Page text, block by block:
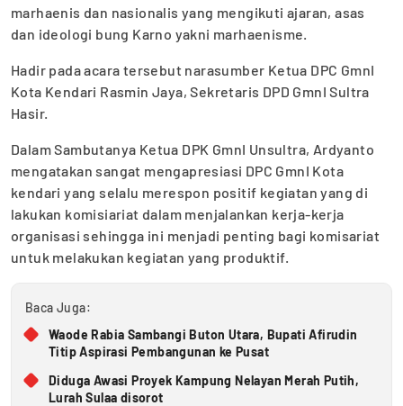
marhaenis dan nasionalis yang mengikuti ajaran, asas
dan ideologi bung Karno yakni marhaenisme.
Hadir pada acara tersebut narasumber Ketua DPC GmnI
Kota Kendari Rasmin Jaya, Sekretaris DPD GmnI Sultra
Hasir.
Dalam Sambutanya Ketua DPK GmnI Unsultra, Ardyanto
mengatakan sangat mengapresiasi DPC GmnI Kota
kendari yang selalu merespon positif kegiatan yang di
lakukan komisiariat dalam menjalankan kerja-kerja
organisasi sehingga ini menjadi penting bagi komisariat
untuk melakukan kegiatan yang produktif.
Baca Juga:
Waode Rabia Sambangi Buton Utara, Bupati Afirudin
Titip Aspirasi Pembangunan ke Pusat
Diduga Awasi Proyek Kampung Nelayan Merah Putih,
Lurah Sulaa disorot